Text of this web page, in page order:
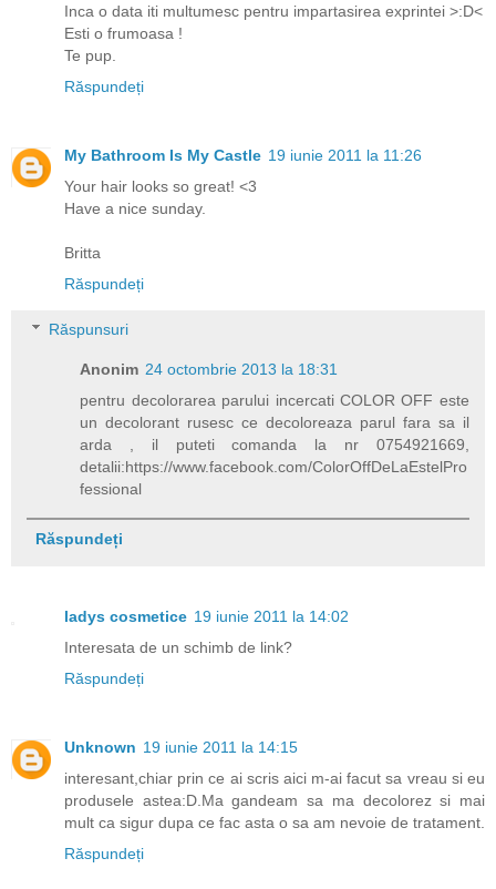
Inca o data iti multumesc pentru impartasirea exprintei >:D<
Esti o frumoasa !
Te pup.
Răspundeți
My Bathroom Is My Castle 19 iunie 2011 la 11:26
Your hair looks so great! <3
Have a nice sunday.
Britta
Răspundeți
Răspunsuri
Anonim 24 octombrie 2013 la 18:31
pentru decolorarea parului incercati COLOR OFF este
un decolorant rusesc ce decoloreaza parul fara sa il
arda , il puteti comanda la nr 0754921669,
detalii:https://www.facebook.com/ColorOffDeLaEstelPro
fessional
Răspundeți
ladys cosmetice 19 iunie 2011 la 14:02
Interesata de un schimb de link?
Răspundeți
Unknown 19 iunie 2011 la 14:15
interesant,chiar prin ce ai scris aici m-ai facut sa vreau si eu
produsele astea:D.Ma gandeam sa ma decolorez si mai
mult ca sigur dupa ce fac asta o sa am nevoie de tratament.
Răspundeți